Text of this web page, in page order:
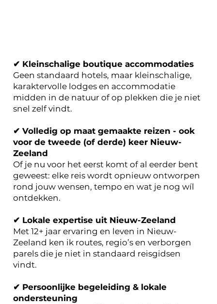
✔ Kleinschalige boutique accommodaties
Geen standaard hotels, maar kleinschalige,
karaktervolle lodges en accommodatie
midden in de natuur of op plekken die je niet
snel zelf vindt.
✔ Volledig op maat gemaakte reizen - ook
voor de tweede (of derde) keer Nieuw-
Zeeland
Of je nu voor het eerst komt of al eerder bent
geweest: elke reis wordt opnieuw ontworpen
rond jouw wensen, tempo en wat je nog wíl
ontdekken.
✔ Lokale expertise uit Nieuw-Zeeland
Met 12+ jaar ervaring en leven in Nieuw-
Zeeland ken ik routes, regio’s en verborgen
parels die je niet in standaard reisgidsen
vindt.
✔ Persoonlijke begeleiding & lokale
ondersteuning